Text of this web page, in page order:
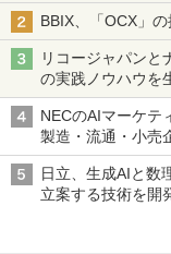
BBIX、「OCX」
リコージャパンと
の実践ノウハウを
NECのAIマーケ
製造・流通・小売
日立、生成AIと数
立案する技術を開